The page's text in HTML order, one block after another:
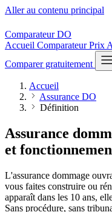
Aller au contenu principal
ComparateurDO
Accueil ComparateurPrix
Comparer gratuitement
Accueil
Assurance DO
Définition
Assurance
et
L'assurance dommage
vous faites construire ou
apparaît dans les 10 ans,
Sans procédure, sans